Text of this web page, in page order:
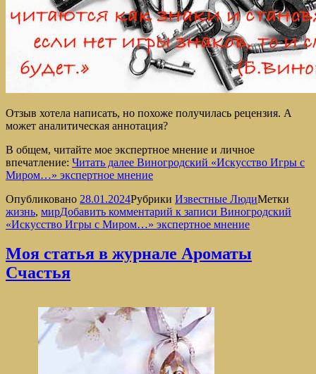
Отзыв хотела написать, но похоже получилась рецензия. А
может аналитическая аннотация?
В общем, читайте мое экспертное мнение и личное
впечатление: Читать далее Виногродский «Искусство Игры с
Миром…» экспертное мнение
Опубликовано 28.01.2024Рубрики Известные ЛюдиМетки
жизнь, мирДобавить комментарий к записи Виногродский
«Искусство Игры с Миром…» экспертное мнение
Моя статья в журнале Ароматы
Счастья